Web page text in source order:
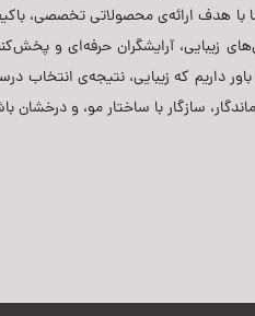
با هدف ارائه‌ی محصولاتی تخصصی،
زیبایی، آرایشگران حرفه‌ای و
باور داریم که زیبایی، نتیجه‌ی
سازگار با ساختار مو، و درخشان